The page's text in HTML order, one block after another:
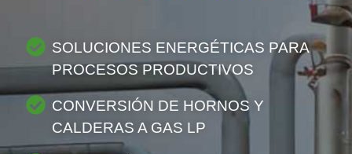
SOLUCIONES ENERGÉTICAS PARA
PROCESOS PRODUCTIVOS
CONVERSIÓN DE HORNOS Y
CALDERAS A GAS LP